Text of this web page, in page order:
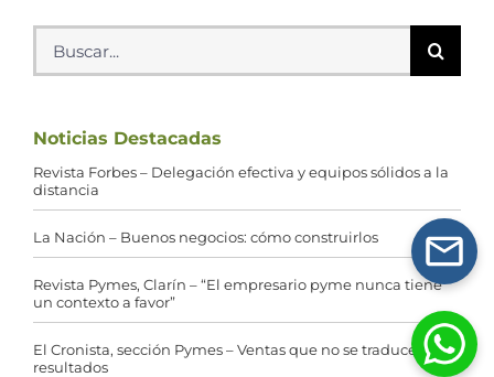
Buscar:
Noticias Destacadas
Revista Forbes – Delegación efectiva y equipos sólidos a la
distancia
La Nación – Buenos negocios: cómo construirlos
Revista Pymes, Clarín – “El empresario pyme nunca tiene
un contexto a favor”
El Cronista, sección Pymes – Ventas que no se traducen en
resultados